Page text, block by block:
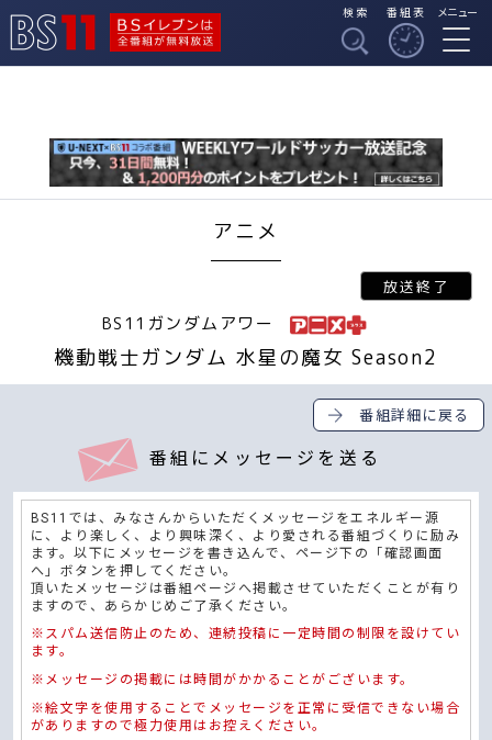
BSイレブンは全番組
検索 番組表 メニュー
アニメ
BS11ガンダムアワー
機動戦士ガンダム 水星の魔女 Season2
番組詳細に戻る
番組にメッセージを送る
BS11では、みなさんからいただくメッセージをエネルギー源
に、より楽しく、より興味深く、より愛される番組づくりに励み
ます。以下にメッセージを書き込んで、ページ下の「確認画面
へ」ボタンを押してください。
頂いたメッセージは番組ページへ掲載させていただくことが有り
ますので、あらかじめご了承ください。
※スパム送信防止のため、連続投稿に一定時間の制限を設けてい
ます。
※メッセージの掲載には時間がかかることがございます。
※絵文字を使用することでメッセージを正常に受信できない場合
がありますので極力使用はお控えください。